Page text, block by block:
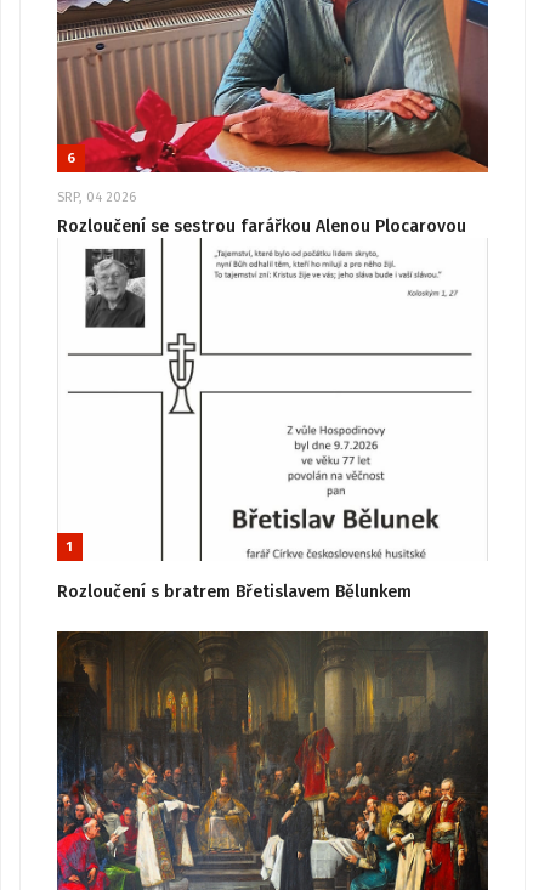
6
SRP, 04 2026
Rozloučení se sestrou farářkou Alenou Plocarovou
1
Rozloučení s bratrem Břetislavem Bělunkem